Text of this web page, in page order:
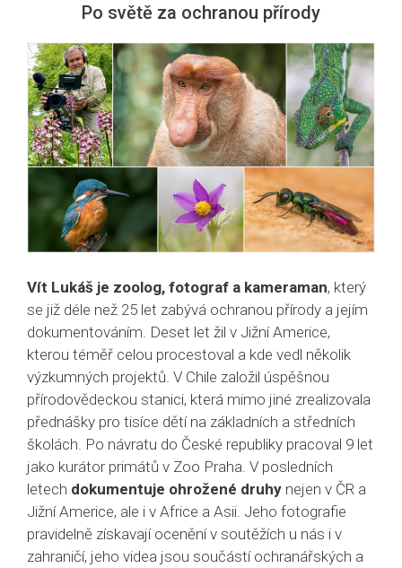
Po světě za ochranou přírody
Vít Lukáš je zoolog, fotograf a kameraman, který
se již déle než 25 let zabývá ochranou přírody a jejím
dokumentováním. Deset let žil v Jižní Americe,
kterou téměř celou procestoval a kde vedl několik
výzkumných projektů. V Chile založil úspěšnou
přírodovědeckou stanici, která mimo jiné zrealizovala
přednášky pro tisíce dětí na základních a středních
školách. Po návratu do České republiky pracoval 9 let
jako kurátor primátů v Zoo Praha. V posledních
letech dokumentuje ohrožené druhy nejen v ČR a
Jižní Americe, ale i v Africe a Asii. Jeho fotografie
pravidelně získavají ocenění v soutěžích u nás i v
zahraničí, jeho videa jsou součástí ochranářských a